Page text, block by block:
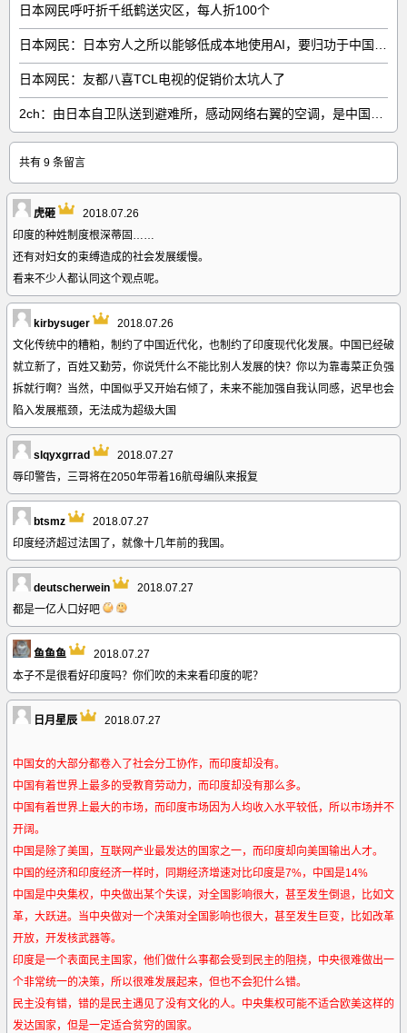
日本网民呼吁折千纸鹤送灾区，每人折100个
日本网民：友都八喜TCL电视的促销价太坑人了
共有 9 条留言
虎砸
2018.07.26
印度的种姓制度根深蒂固……
还有对妇女的束缚造成的社会发展缓慢。
看来不少人都认同这个观点呢。
kirbysuger
2018.07.26
文化传统中的糟粕，制约了中国近代化，也制约了印度现代化发展。中国已经破
就立新了，百姓又勤劳，你说凭什么不能比别人发展的快？你以为靠毒菜正负强
拆就行啊？当然，中国似乎又开始右倾了，未来不能加强自我认同感，迟早也会
陷入发展瓶颈，无法成为超级大国
slqyxgrrad
2018.07.27
辱印警告，三哥将在2050年带着16航母编队来报复
btsmz
2018.07.27
印度经济超过法国了，就像十几年前的我国。
deutscherwein
2018.07.27
都是一亿人口好吧
鱼鱼鱼
2018.07.27
本子不是很看好印度吗？你们吹的未来看印度的呢？
日月星辰 2018.07.27
中国女的大部分都卷入了社会分工协作，而印度却没有。
中国有着世界上最多的受教育劳动力，而印度却没有那么多。
中国有着世界上最大的市场，而印度市场因为人均收入水平较低，所以市场并不
开阔。
中国是除了美国，互联网产业最发达的国家之一，而印度却向美国输出人才。
中国的经济和印度经济一样时，同期经济增速对比印度是7%，中国是14%
中国是中央集权，中央做出某个失误，对全国影响很大，甚至发生倒退，比如文
革，大跃进。当中央做对一个决策对全国影响也很大，甚至发生巨变，比如改革
开放，开发核武器等。
印度是一个表面民主国家，他们做什么事都会受到民主的阻挠，中央很难做出一
个非常统一的决策，所以很难发展起来，但也不会犯什么错。
民主没有错，错的是民主遇见了没有文化的人。中央集权可能不适合欧美这样的
发达国家，但是一定适合贫穷的国家。